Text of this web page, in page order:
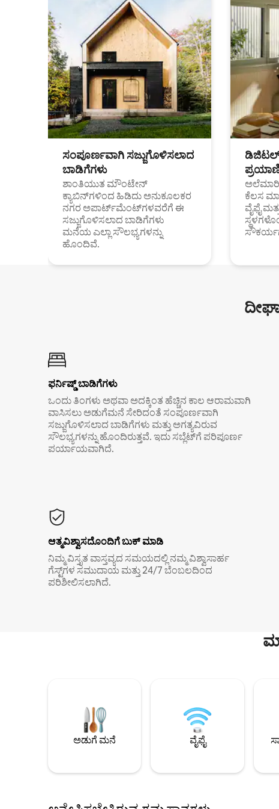
ಸಂಪೂರ್ಣವಾಗಿ ಸಜ್ಜುಗೊಳಿಸಲಾದ
ಬಾಡಿಗೆಗಳು
ಶಾಂತಿಯುತ ಮೌಂಟೇನ್
ಕ್ಯಾಬಿನ್‌ಗಳಿಂದ ಹಿಡಿದು ಅನುಕೂಲಕರ
ನಗರ ಅಪಾರ್ಟ್‌ಮೆಂಟ್‌ಗಳವರೆಗೆ ಈ
ಸಜ್ಜುಗೊಳಿಸಲಾದ ಬಾಡಿಗೆಗಳು
ಮನೆಯ ಎಲ್ಲಾ ಸೌಲಭ್ಯಗಳನ್ನು
ಹೊಂದಿವೆ.
ಡಿಜಿಟಲ್
ಅಲೆಮಾರಿ
ಕೆಲಸ
ವೈಫೈ
ಫರ್ನಿಷ್ಡ್ ಬಾಡಿಗೆಗಳು
ಒಂದು ತಿಂಗಳು ಅಥವಾ ಅದಕ್ಕಿಂತ ಹೆಚ್ಚಿನ ಕಾಲ ಆರಾಮವಾಗಿ
ವಾಸಿಸಲು ಅಡುಗೆಮನೆ ಸೇರಿದಂತೆ ಸಂಪೂರ್ಣವಾಗಿ
ಸಜ್ಜುಗೊಳಿಸಲಾದ ಬಾಡಿಗೆಗಳು ಮತ್ತು ಅಗತ್ಯವಿರುವ
ಸೌಲಭ್ಯಗಳನ್ನು ಹೊಂದಿರುತ್ತವೆ. ಇದು ಸಬ್ಲೆಟ್‌ಗೆ ಪರಿಪೂರ್ಣ
ಪರ್ಯಾಯವಾಗಿದೆ.
ಆತ್ಮವಿಶ್ವಾಸದೊಂದಿಗೆ ಬುಕ್ ಮಾಡಿ
ನಿಮ್ಮ ವಿಸ್ತೃತ ವಾಸ್ತವ್ಯದ ಸಮಯದಲ್ಲಿ ನಮ್ಮ ವಿಶ್ವಾಸಾರ್ಹ
ಗೆಸ್ಟ್‌ಗಳ ಸಮುದಾಯ ಮತ್ತು 24/7 ಬೆಂಬಲದಿಂದ
ಪರಿಶೀಲಿಸಲಾಗಿದೆ.
ಅಡುಗೆ ಮನೆ ವೈಫೈ